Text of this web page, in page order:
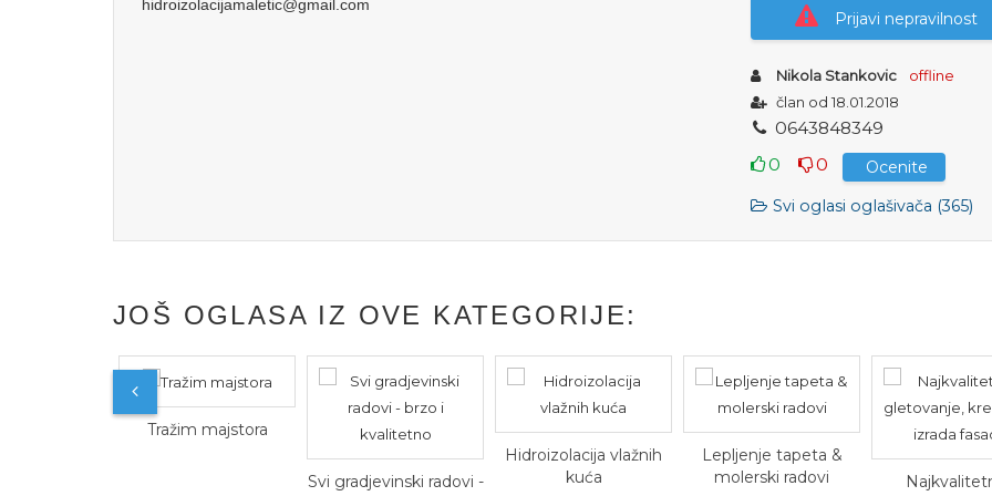
hidroizolacijamaletic@gmail.com
Prijavi nepravilnost
Nikola Stankovic
offline
član od 18.01.2018
0643848349
0
0
Ocenite
Svi oglasi oglašivača (365)
JOŠ OGLASA IZ OVE KATEGORIJE:
Tražim majstora
Svi gradjevinski radovi -
Hidroizolacija vlažnih
kuća
Lepljenje tapeta &
molerski radovi